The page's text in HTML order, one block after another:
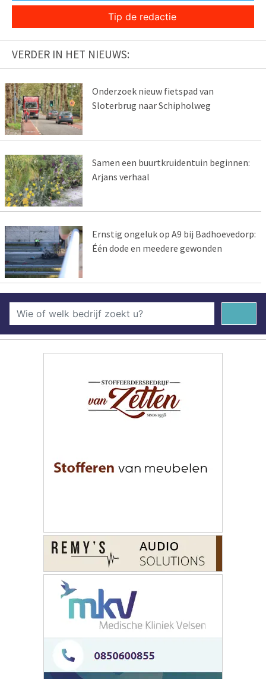
Tip de redactie
VERDER IN HET NIEUWS:
Onderzoek nieuw fietspad van
Sloterbrug naar Schipholweg
Samen een buurtkruidentuin beginnen:
Arjans verhaal
Ernstig ongeluk op A9 bij Badhoevedorp:
Één dode en meedere gewonden